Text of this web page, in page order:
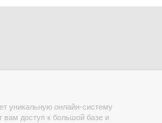
уникальную онлайн-систему
вам доступ к большой базе и